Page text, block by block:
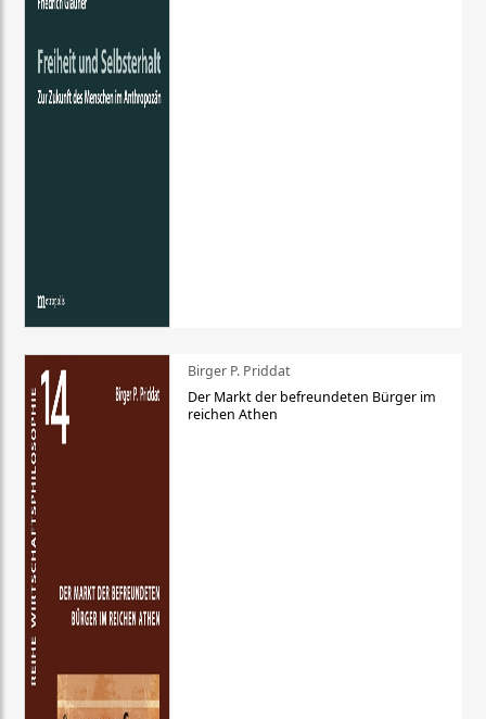
Birger P. Priddat
Der Markt der befreundeten Bürger im
reichen Athen